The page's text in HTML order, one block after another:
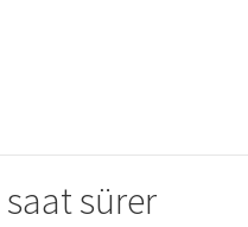
saat sürer